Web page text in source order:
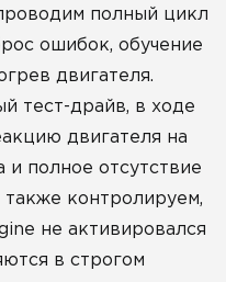
полный цикл
ошибок, обучение
двигателя.
тест-драйв, в ходе
двигателя на
и полное отсутствие
контролируем,
не активировался
в строгом